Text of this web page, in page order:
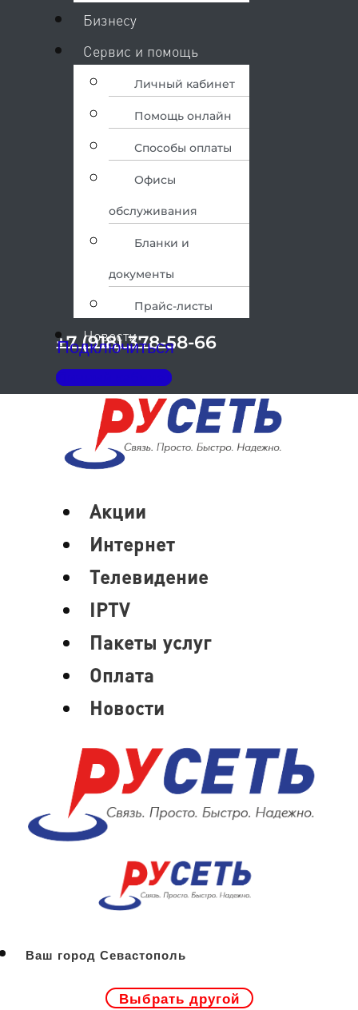
Бизнесу
Сервис и помощь
Личный кабинет
Помощь онлайн
Способы оплаты
Офисы
обслуживания
Бланки и
документы
Прайс-листы
Новости
+7 (918) 378-58-66
Подключиться
Личный кабинет
МенюАкции
Интернет
Телевидение
IPTV
Пакеты услуг
Оплата
Новости
Ваш город Севастополь
Выбрать другой